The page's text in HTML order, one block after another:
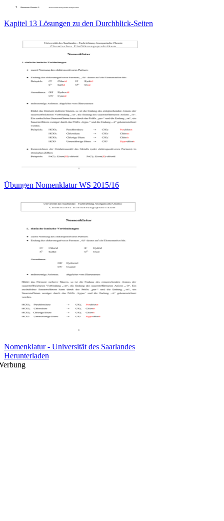
Kapitel 13 Lösungen zu den Durchblick-Seiten
Übungen Nomenklatur WS 2015/16
Nomenklatur - Universität des Saarlandes
Herunterladen